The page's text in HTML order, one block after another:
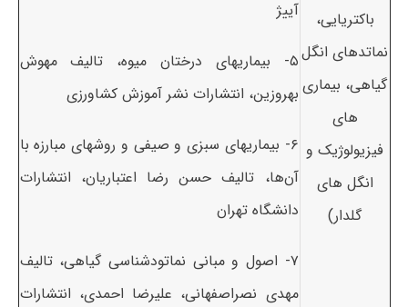
باکتریایی،
نماتدهای انگل
گیاهی، بیماری
های
فیزیولوژیک و
انگل های
گلدار)
آییژ
۵- بیماریهای درختان میوه، تالیف مهوش
بهروزین، انتشارات نشر آموزش کشاورزی
۶- بیماریهای سبزی و صیفی و روشهای مبارزه با
آن‌ها، تالیف حسن رضا اعتباریان، انتشارات
دانشگاه تهران
۷- اصول و مبانی نماتودشناسی گیاهی، تالیف
مهدی نصراصفهانی، علیرضا احمدی، انتشارات